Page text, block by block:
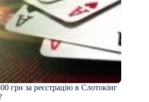
грн за реєстрацію в Слотокінг